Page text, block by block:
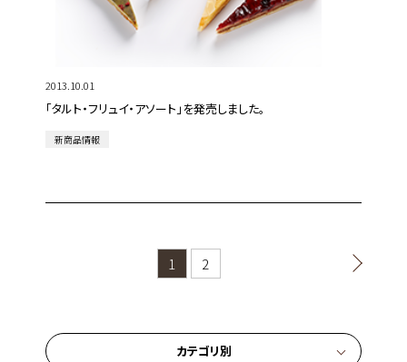
2013.10.01
「タルト・フリュイ・アソート」を発売しました。
新商品情報
1 2
カテゴリ別